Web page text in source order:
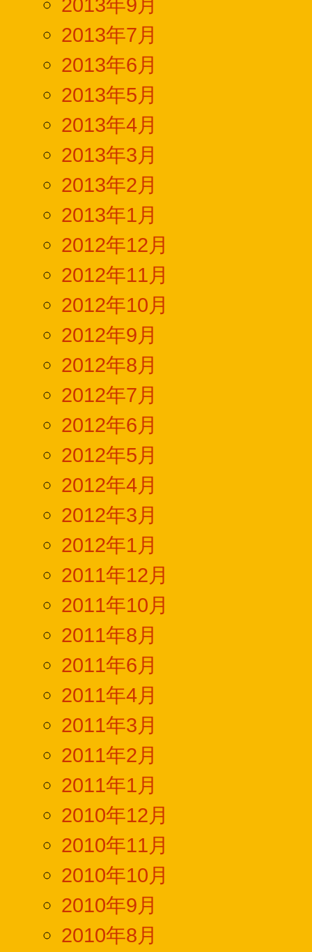
2013年7月
2013年6月
2013年5月
2013年4月
2013年3月
2013年2月
2013年1月
2012年12月
2012年11月
2012年10月
2012年9月
2012年8月
2012年7月
2012年6月
2012年5月
2012年4月
2012年3月
2012年1月
2011年12月
2011年10月
2011年8月
2011年6月
2011年4月
2011年3月
2011年2月
2011年1月
2010年12月
2010年11月
2010年10月
2010年9月
2010年8月